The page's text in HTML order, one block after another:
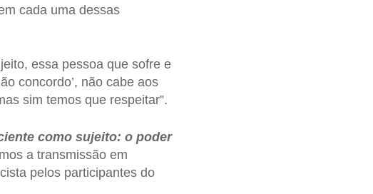
cada uma dessas
essa pessoa que sofre e
concordo’, não cabe aos
sim temos que respeitar”.
como sujeito: o poder
a transmissão em
pelos participantes do